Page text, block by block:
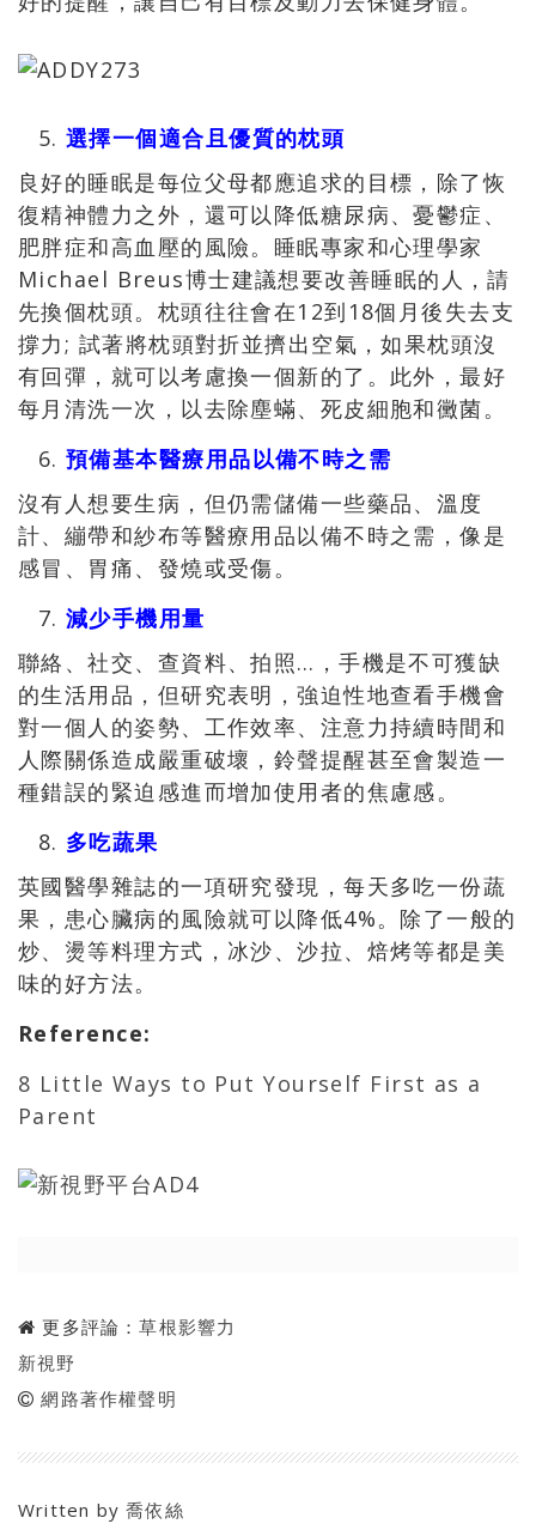
選擇一個適合且優質的枕頭
良好的睡眠是每位父母都應追求的目標，除了恢
復精神體力之外，還可以降低糖尿病、憂鬱症、
肥胖症和高血壓的風險。睡眠專家和心理學家
Michael Breus博士建議想要改善睡眠的人，請
先換個枕頭。枕頭往往會在12到18個月後失去支
撐力; 試著將枕頭對折並擠出空氣，如果枕頭沒
有回彈，就可以考慮換一個新的了。此外，最好
每月清洗一次，以去除塵蟎、死皮細胞和黴菌。
預備基本醫療用品以備不時之需
沒有人想要生病，但仍需儲備一些藥品、溫度
計、繃帶和紗布等醫療用品以備不時之需，像是
感冒、胃痛、發燒或受傷。
減少手機用量
聯絡、社交、查資料、拍照…，手機是不可獲缺
的生活用品，但研究表明，強迫性地查看手機會
對一個人的姿勢、工作效率、注意力持續時間和
人際關係造成嚴重破壞，鈴聲提醒甚至會製造一
種錯誤的緊迫感進而增加使用者的焦慮感。
多吃蔬果
英國醫學雜誌的一項研究發現，每天多吃一份蔬
果，患心臟病的風險就可以降低4%。除了一般的
炒、燙等料理方式，冰沙、沙拉、焙烤等都是美
味的好方法。
Reference:
8 Little Ways to Put Yourself First as a
Parent
更多評論：草根影響力
新視野
網路著作權聲明
Written by喬依絲